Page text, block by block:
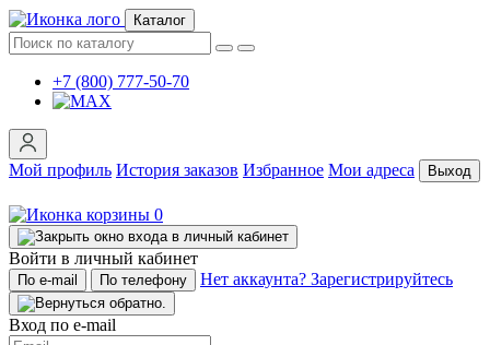
Каталог
+7 (800) 777-50-70
Мой профиль История заказов Избранное Мои адреса Выход
0
Войти в личный кабинет
По e-mail По телефону Нет аккаунта? Зарегистрируйтесь
Вход по e-mail